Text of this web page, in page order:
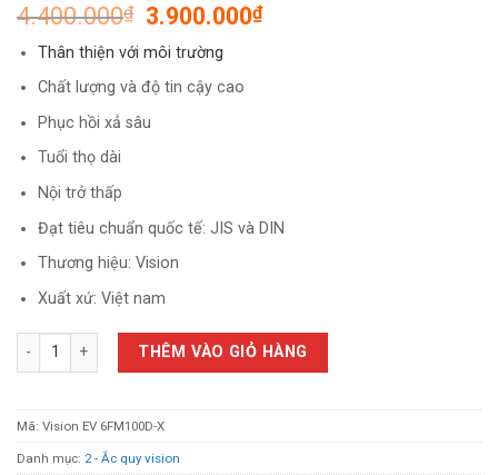
4.400.000₫ 3.900.000₫
Thân thiện với môi trường
Chất lượng và độ tin cậy cao
Phục hồi xả sâu
Tuổi thọ dài
Nội trở thấp
Đạt tiêu chuẩn quốc tế: JIS và DIN
Thương hiệu: Vision
Xuất xứ: Việt nam
Ắc quy Vision 12V 6FM100D-X DÒNG XẢ SÂU số lượng
THÊM VÀO GIỎ HÀNG
Mã: Vision EV 6FM100D-X
Danh mục: 2 - Ắc quy vision